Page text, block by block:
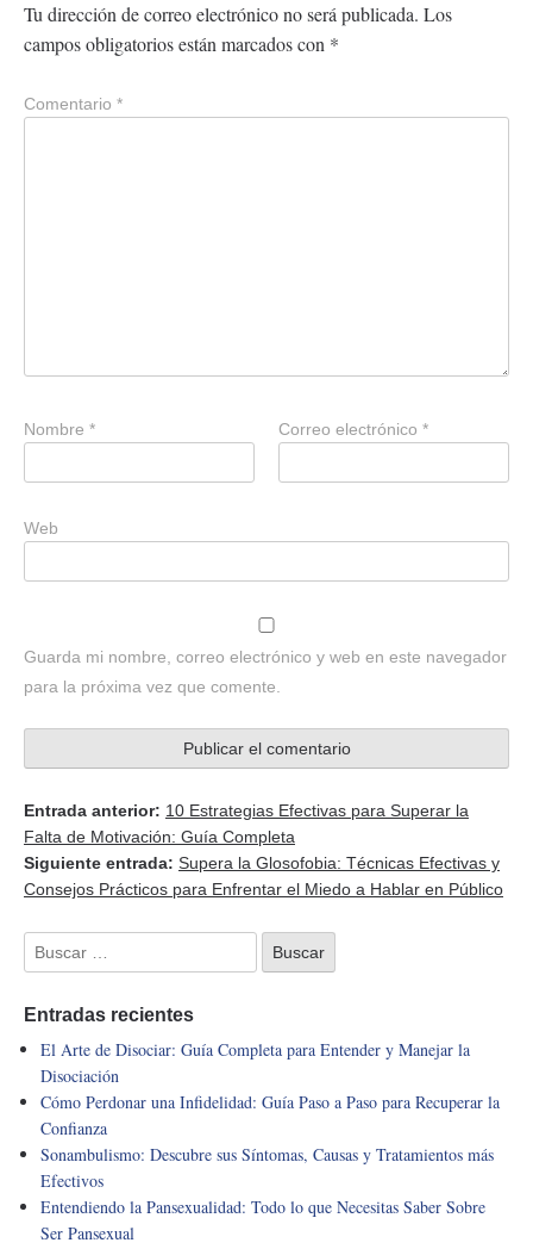
Tu dirección de correo electrónico no será publicada. Los
campos obligatorios están marcados con *
Comentario *
Nombre * Correo electrónico*
Web
Guarda mi nombre, correo electrónico y web en este navegador
para la próxima vez que comente.
Entrada anterior: 10 Estrategias Efectivas para Superar la
Falta de Motivación: Guía Completa
Siguiente entrada: Supera la Glosofobia: Técnicas Efectivas y
Consejos Prácticos para Enfrentar el Miedo a Hablar en Público
Entradas recientes
El Arte de Disociar: Guía Completa para Entender y Manejar la
Disociación
Cómo Perdonar una Infidelidad: Guía Paso a Paso para Recuperar la
Confianza
Sonambulismo: Descubre sus Síntomas, Causas y Tratamientos más
Efectivos
Entendiendo la Pansexualidad: Todo lo que Necesitas Saber Sobre
Ser Pansexual